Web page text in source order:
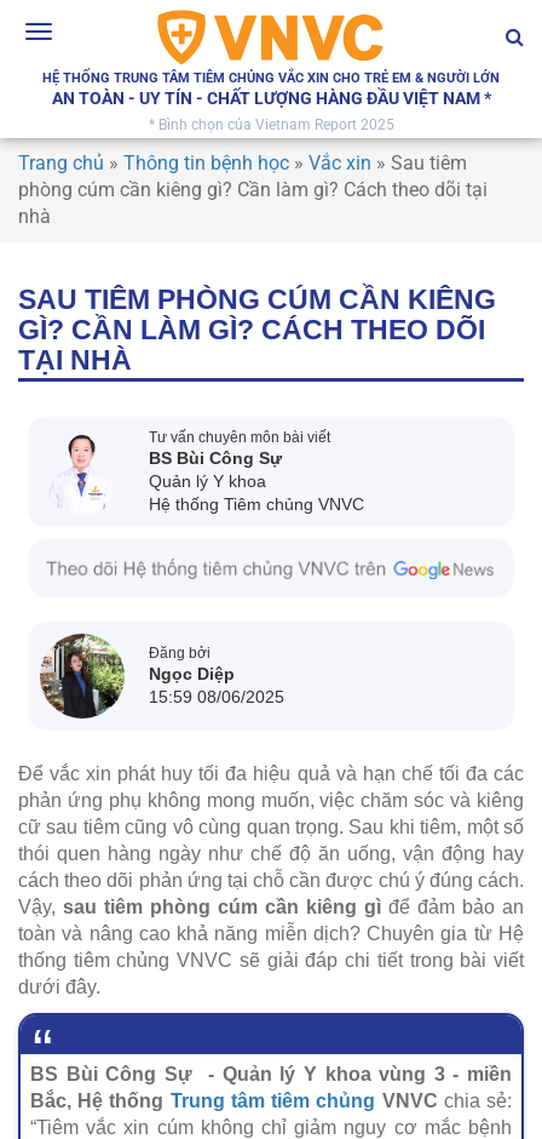
Toggle
HỆ THỐNG TRUNG TÂM TIÊM CHỦNG VẮC XIN CHO TRẺ EM & NGƯỜI LỚN
AN TOÀN - UY TÍN - CHẤT LƯỢNG HÀNG ĐẦU VIỆT NAM *
* Bình chọn của Vietnam Report 2025
Trang chủ » Thông tin bệnh học » Vắc xin » Sau tiêm
phòng cúm cần kiêng gì? Cần làm gì? Cách theo dõi tại
nhà
SAU TIÊM PHÒNG CÚM CẦN KIÊNG
GÌ? CẦN LÀM GÌ? CÁCH THEO DÕI
TẠI NHÀ
Tư vấn chuyên môn bài viết
BS Bùi Công Sự
Quản lý Y khoa
Hệ thống Tiêm chủng VNVC
Đăng bởi
Ngọc Diệp
15:59 08/06/2025
Để vắc xin phát huy tối đa hiệu quả và hạn chế tối đa các
phản ứng phụ không mong muốn, việc chăm sóc và kiêng
cữ sau tiêm cũng vô cùng quan trọng. Sau khi tiêm, một số
thói quen hàng ngày như chế độ ăn uống, vận động hay
cách theo dõi phản ứng tại chỗ cần được chú ý đúng cách.
Vậy, sau tiêm phòng cúm cần kiêng gì để đảm bảo an
toàn và nâng cao khả năng miễn dịch? Chuyên gia từ Hệ
thống tiêm chủng VNVC sẽ giải đáp chi tiết trong bài viết
dưới đây.
BS Bùi Công Sự - Quản lý Y khoa vùng 3 - miền
Bắc, Hệ thống Trung tâm tiêm chủng VNVC chia sẻ:
“Tiêm vắc xin cúm không chỉ giảm nguy cơ mắc bệnh